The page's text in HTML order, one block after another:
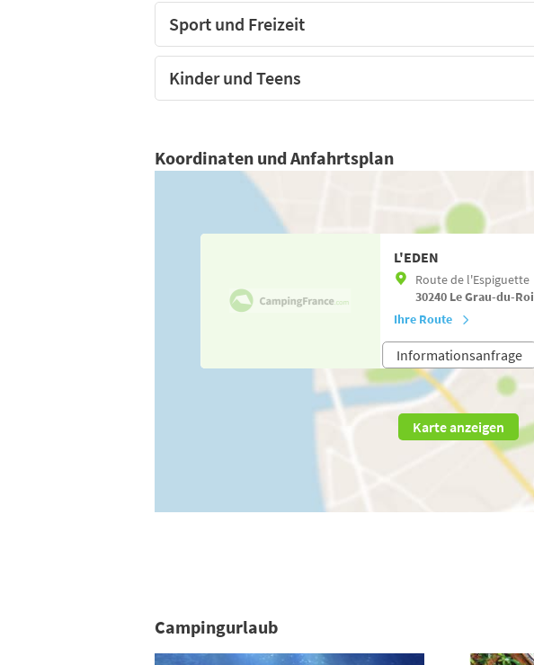
Sport und Freizeit
Kinder und Teens
Koordinaten und Anfahrtsplan
L'EDEN
Route de l'Espiguette
30240 Le Grau-du-Roi
Ihre Route
Informationsanfrage
Karte anzeigen
Campingurlaub